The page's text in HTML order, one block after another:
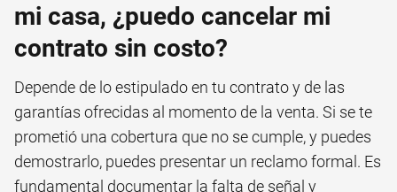
mi casa, ¿puedo cancelar mi
contrato sin costo?
Depende de lo estipulado en tu contrato y de las
garantías ofrecidas al momento de la venta. Si se te
prometió una cobertura que no se cumple, y puedes
demostrarlo, puedes presentar un reclamo formal. Es
fundamental documentar la falta de señal y